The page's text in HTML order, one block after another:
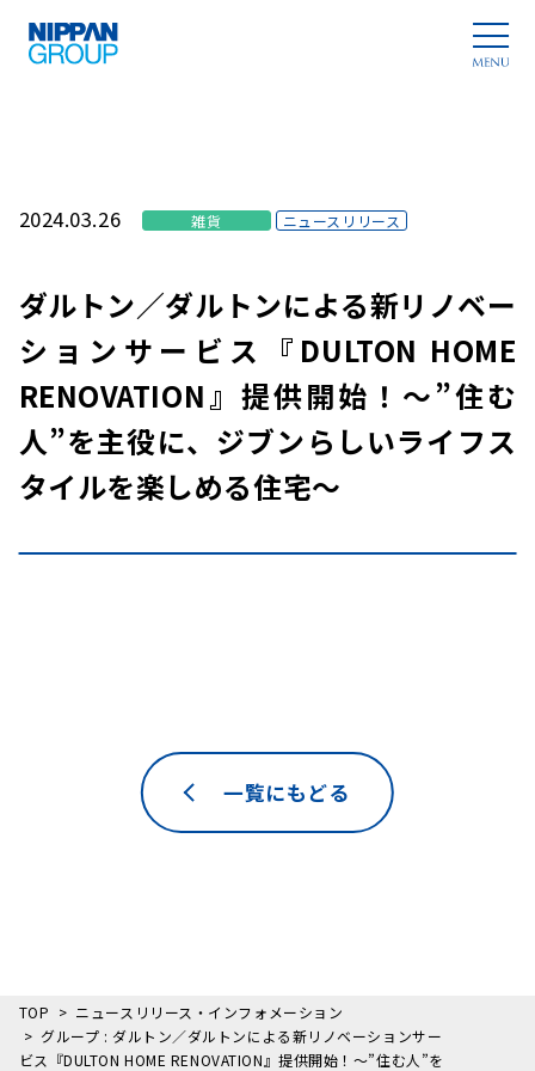
2024.03.26 雑貨 ニュースリリース
ダルトン／ダルトンによる新リノベー
ションサービス『DULTON HOME
RENOVATION』提供開始！～”住む
人”を主役に、ジブンらしいライフス
タイルを楽しめる住宅～
一覧にもどる
TOP
ニュースリリース・インフォメーション
グループ : ダルトン／ダルトンによる新リノベーションサー
ビス『DULTON HOME RENOVATION』提供開始！～”住む人”を